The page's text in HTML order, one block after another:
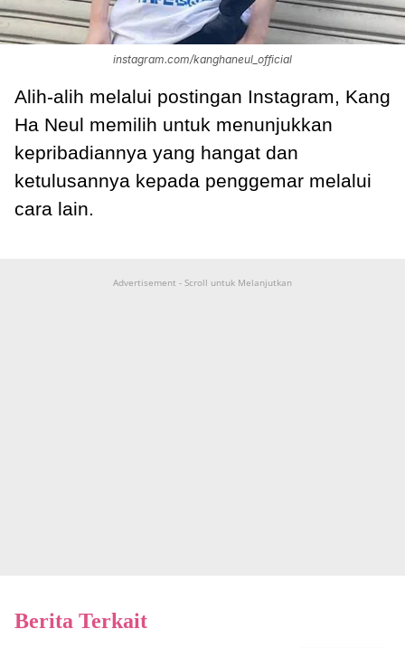
instagram.com/kanghaneul_official
Alih-alih melalui postingan Instagram, Kang
Ha Neul memilih untuk menunjukkan
kepribadiannya yang hangat dan
ketulusannya kepada penggemar melalui
cara lain.
Advertisement - Scroll untuk Melanjutkan
Berita Terkait